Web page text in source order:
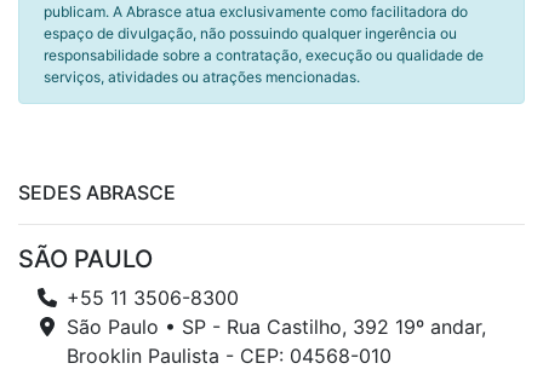
publicam. A Abrasce atua exclusivamente como facilitadora do
espaço de divulgação, não possuindo qualquer ingerência ou
responsabilidade sobre a contratação, execução ou qualidade de
serviços, atividades ou atrações mencionadas.
SEDES ABRASCE
SÃO PAULO
+55 11 3506-8300
São Paulo • SP - Rua Castilho, 392 19º andar,
Brooklin Paulista - CEP: 04568-010